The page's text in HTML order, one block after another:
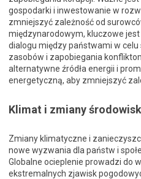
gospodarki i inwestowanie w
zmniejszyć zależność od
międzynarodowym, kluczowe
dialogu między państwami w celu
zasobów i zapobiegania
alternatywne źródła energii i
energetyczną, aby zmniejszyć
Klimat i zmiany
Zmiany klimatyczne i
nowe wyzwania dla państw i
Globalne ocieplenie prowadzi do
ekstremalnych zjawisk